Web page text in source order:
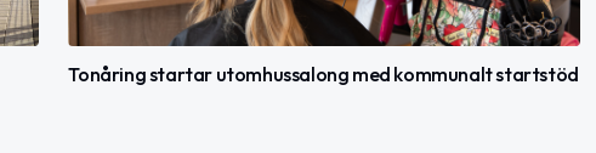
Tonåring startar utomhussalong med kommunalt startstöd